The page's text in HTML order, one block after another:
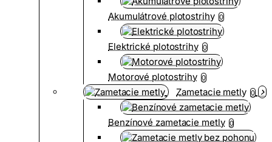
Akumulátrové plotostrihy 0
Elektrické plotostrihy 0
Motorové plotostrihy 0
Zametacie metly 0
Benzínové zametacie metly 0